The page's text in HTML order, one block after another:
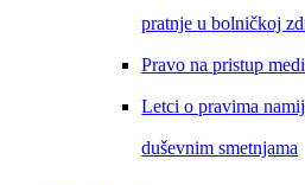
pratnje u bolničkoj
Pravo na pristup
Letci o pravima
duševnim smetnjama